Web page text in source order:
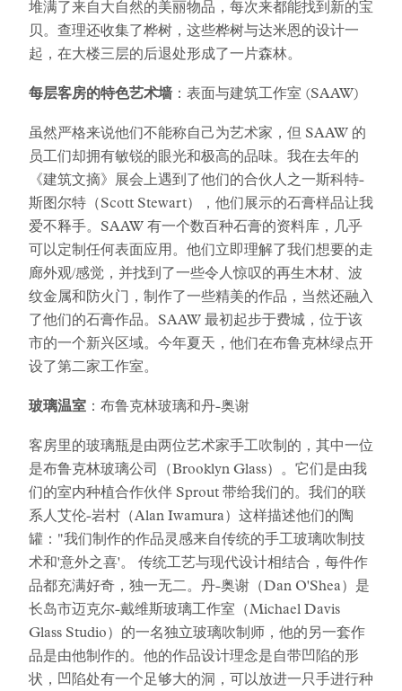
堆满了来自大自然的美丽物品，每次来都能找到新的宝
贝。查理还收集了桦树，这些桦树与达米恩的设计一
起，在大楼三层的后退处形成了一片森林。
每层客房的特色艺术墙 ：表面与建筑工作室 (SAAW)
虽然严格来说他们不能称自己为艺术家，但 SAAW 的
员工们却拥有敏锐的眼光和极高的品味。我在去年的
《建筑文摘》展会上遇到了他们的合伙人之一斯科特-
斯图尔特（Scott Stewart），他们展示的石膏样品让我
爱不释手。SAAW 有一个数百种石膏的资料库，几乎
可以定制任何表面应用。他们立即理解了我们想要的走
廊外观/感觉，并找到了一些令人惊叹的再生木材、波
纹金属和防火门，制作了一些精美的作品，当然还融入
了他们的石膏作品。SAAW 最初起步于费城，位于该
市的一个新兴区域。今年夏天，他们在布鲁克林绿点开
设了第二家工作室。
玻璃温室 ：布鲁克林玻璃和丹-奥谢
客房里的玻璃瓶是由两位艺术家手工吹制的，其中一位
是布鲁克林玻璃公司（Brooklyn Glass）。它们是由我
们的室内种植合作伙伴 Sprout 带给我们的。我们的联
系人艾伦-岩村（Alan Iwamura）这样描述他们的陶
罐："我们制作的作品灵感来自传统的手工玻璃吹制技
术和'意外之喜'。 传统工艺与现代设计相结合，每件作
品都充满好奇，独一无二。丹-奥谢（Dan O'Shea）是
长岛市迈克尔-戴维斯玻璃工作室（Michael Davis
Glass Studio）的一名独立玻璃吹制师，他的另一套作
品是由他制作的。他的作品设计理念是自带凹陷的形
状，凹陷处有一个足够大的洞，可以放进一只手进行种